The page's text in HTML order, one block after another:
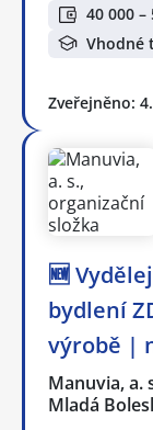
40 000 –
Vhodné
Zveřejněno:
🆕
bydlení
výrobě |
Manuvia, a.
Mladá